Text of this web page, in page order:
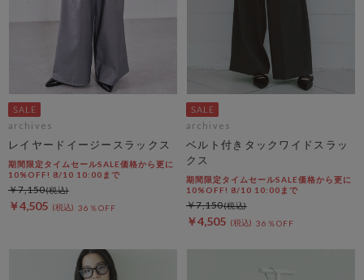
archives
レイヤードイージースラックス
期間限定タイムセールSALE価格から更に
10%OFF! 8/10 10:00まで
￥4,505 36％OFF
￥7,150
archives
ベルト付きタックワイドスラッ
クス
期間限定タイムセールSALE価格から更に
10%OFF! 8/10 10:00まで
￥4,505 36％OFF
￥7,150